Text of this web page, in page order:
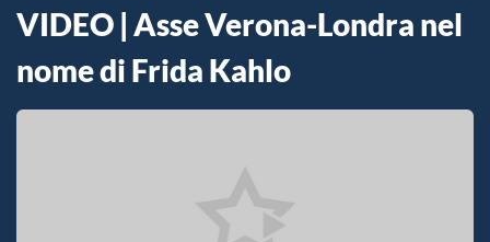
VIDEO | Asse Verona-Londra nel
nome di Frida Kahlo